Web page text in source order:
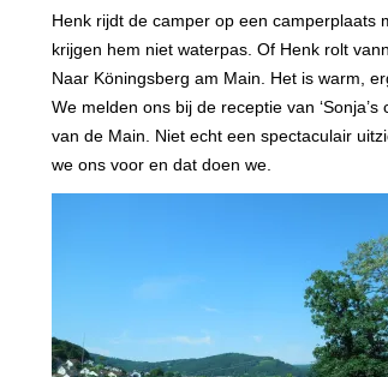
Henk rijdt de camper op een camperplaats
krijgen hem niet waterpas. Of Henk rolt
Naar Köningsberg am Main. Het is warm,
We melden ons bij de receptie van
van de Main. Niet echt een spectaculair
we ons voor en dat doen we.